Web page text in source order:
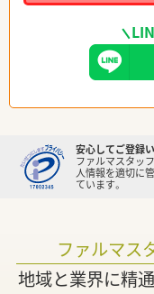
安心してご登録
ファルマスタッ
人情報を適切に
ています。
ファルマス
地域と業界に精